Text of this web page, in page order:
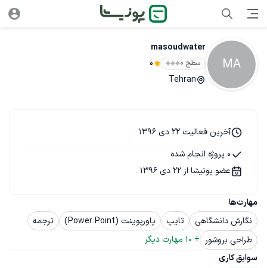
MA
masoudwater
سطح ۰ 0
Tehran
مهارت‌ها
نگارش دانشگاهی
تایپ پاورپوینت (Power Point)
ترجمه
طراحی بروشور +
10 مهارت دیگر
سوابق کاری
آخرین فعالیت 22 دی 1396
0 پروژه انجام شده
عضو پونیشا از 22 دی 1396